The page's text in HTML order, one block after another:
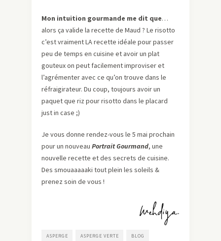
Mon intuition gourmande me dit que…
alors ça valide la recette de Maud ? Le risotto
c’est vraiment LA recette idéale pour passer
peu de temps en cuisine et avoir un plat
gouteux on peut facilement improviser et
l’agrémenter avec ce qu’on trouve dans le
réfraigirateur. Du coup, toujours avoir un
paquet que riz pour risotto dans le placard
just in case ;)
Je vous donne rendez-vous le 5 mai prochain
pour un nouveau Portrait Gourmand, une
nouvelle recette et des secrets de cuisine.
Des smouaaaaaki tout plein les soleils &
prenez soin de vous !
ASPERGE ASPERGE VERTE BLOG